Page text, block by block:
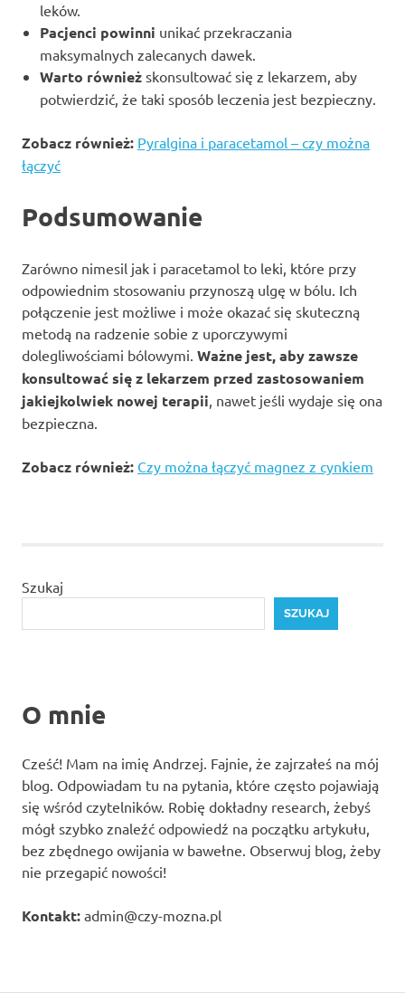
leków.
Pacjenci powinni unikać przekraczania
maksymalnych zalecanych dawek.
Warto również skonsultować się z lekarzem, aby
potwierdzić, że taki sposób leczenia jest bezpieczny.
Zobacz również: Pyralgina i paracetamol – czy można
łączyć
Podsumowanie
Zarówno nimesil jak i paracetamol to leki, które przy
odpowiednim stosowaniu przynoszą ulgę w bólu. Ich
połączenie jest możliwe i może okazać się skuteczną
metodą na radzenie sobie z uporczywymi
dolegliwościami bólowymi. Ważne jest, aby zawsze
konsultować się z lekarzem przed zastosowaniem
jakiejkolwiek nowej terapii, nawet jeśli wydaje się ona
bezpieczna.
Zobacz również: Czy można łączyć magnez z cynkiem
Szukaj
SZUKAJ
O mnie
Cześć! Mam na imię Andrzej. Fajnie, że zajrzałeś na mój
blog. Odpowiadam tu na pytania, które często pojawiają
się wśród czytelników. Robię dokładny research, żebyś
mógł szybko znaleźć odpowiedź na początku artykułu,
bez zbędnego owijania w bawełne. Obserwuj blog, żeby
nie przegapić nowości!
Kontakt: admin@czy-mozna.pl